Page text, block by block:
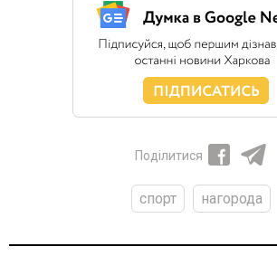
Поділитися
спорт нагорода